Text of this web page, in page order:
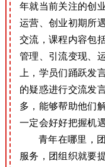
年就当前关注的创
运营、创业初期所
交流，课程内容包
管理、引流变现、
上，学员们踊跃发
的疑惑进行交流发
多，能够帮助他们
一定会好好把握机
青年在哪里，
服务，团组织就要